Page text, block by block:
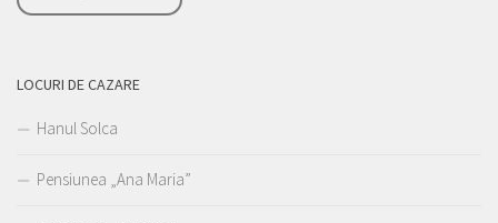
LOCURI DE CAZARE
Hanul Solca
Pensiunea „Ana Maria”